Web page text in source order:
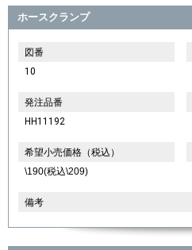
ホースクランプ
図番
10
発注品番
HH11192
希望小売価格（税込）
\190(税込\209)
備考